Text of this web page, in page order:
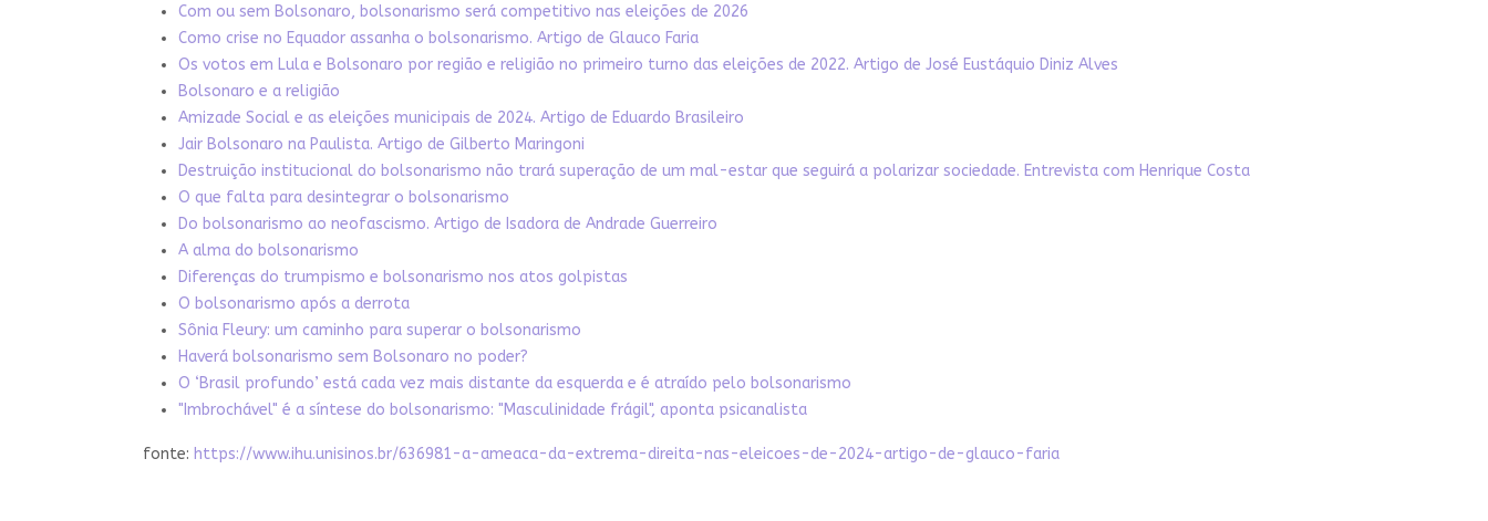
Com ou sem Bolsonaro, bolsonarismo será competitivo nas eleições de 2026
Como crise no Equador assanha o bolsonarismo. Artigo de Glauco Faria
Os votos em Lula e Bolsonaro por região e religião no primeiro turno das eleições de 2022. Artigo de José Eustáquio Diniz Alves
Bolsonaro e a religião
Amizade Social e as eleições municipais de 2024. Artigo de Eduardo Brasileiro
Jair Bolsonaro na Paulista. Artigo de Gilberto Maringoni
Destruição institucional do bolsonarismo não trará superação de um mal-estar que seguirá a polarizar sociedade. Entrevista com Henrique Costa
O que falta para desintegrar o bolsonarismo
Do bolsonarismo ao neofascismo. Artigo de Isadora de Andrade Guerreiro
A alma do bolsonarismo
Diferenças do trumpismo e bolsonarismo nos atos golpistas
O bolsonarismo após a derrota
Sônia Fleury: um caminho para superar o bolsonarismo
Haverá bolsonarismo sem Bolsonaro no poder?
O ‘Brasil profundo’ está cada vez mais distante da esquerda e é atraído pelo bolsonarismo
"Imbrochável" é a síntese do bolsonarismo: "Masculinidade frágil", aponta psicanalista
fonte: https://www.ihu.unisinos.br/636981-a-ameaca-da-extrema-direita-nas-eleicoes-de-2024-artigo-de-glauco-faria